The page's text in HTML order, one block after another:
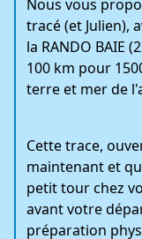
Nous vous
tracé (et Julien),
la RANDO BAIE
100 km pour
terre et mer de
Cette trace,
maintenant et
petit tour chez
avant votre
préparation